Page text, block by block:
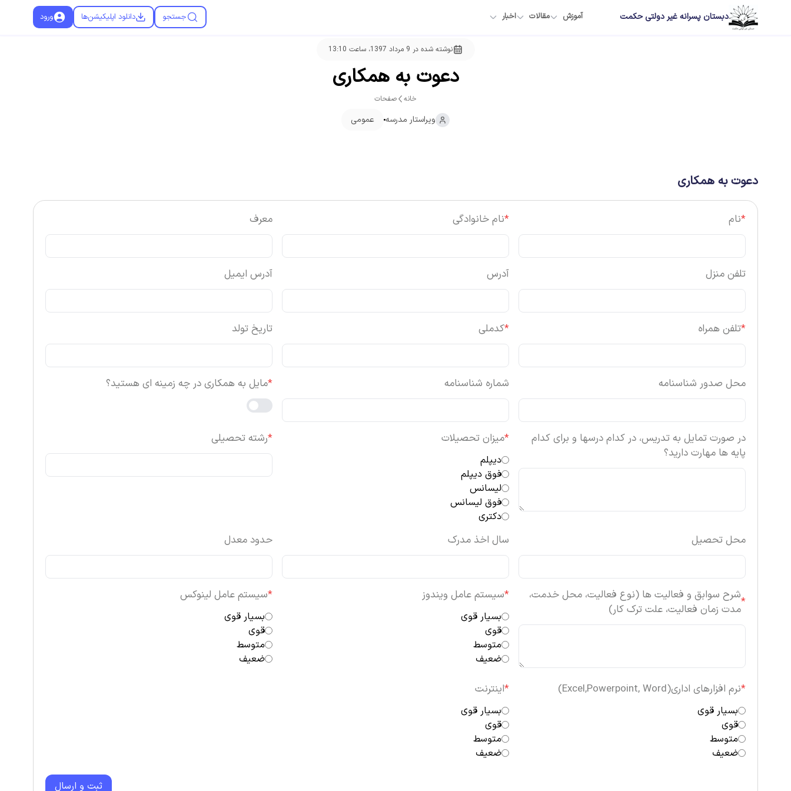
دبستان پسرانه غیر دولتی حکمت آموزش مقالات اخبار جستجو دانلود اپلیکیشن‌ها ورود
نوشته شده در 9 مرداد 1397، ساعت 13:10
دعوت به همکاری
خانه صفحات
ویراستار مدرسه عمومی
دعوت به همکاری
*نام *نام خانوادگی معرف
تلفن منزل آدرس آدرس ایمیل
*تلفن همراه *کدملی تاریخ تولد
محل صدور شناسنامه شماره شناسنامه *مایل به همکاری در چه زمینه ای هستید؟
در صورت تمایل به تدریس، در کدام درسها و برای کدام
پایه ها مهارت دارید؟
*میزان تحصیلات
دیپلم
فوق دیپلم
لیسانس
فوق لیسانس
دکتری
*رشته تحصیلی
محل تحصیل سال اخذ مدرک حدود معدل
*شرح سوابق و فعالیت ها (نوع فعالیت، محل خدمت،
مدت زمان فعالیت، علت ترک کار)
*سیستم عامل ویندوز
بسیار قوی
قوی
متوسط
ضعیف
*سیستم عامل لینوکس
بسیار قوی
قوی
متوسط
ضعیف
*نرم افزارهای اداری(Excel,Powerpoint, Word)
بسیار قوی
قوی
متوسط
ضعیف
*اینترنت
بسیار قوی
قوی
متوسط
ضعیف
ثبت و ارسال